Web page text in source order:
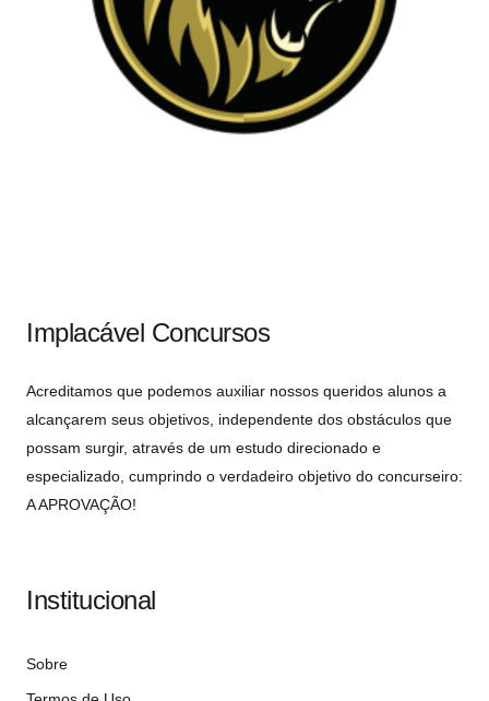
Implacável Concursos
Acreditamos que podemos auxiliar nossos queridos alunos a
alcançarem seus objetivos, independente dos obstáculos que
possam surgir, através de um estudo direcionado e
especializado, cumprindo o verdadeiro objetivo do concurseiro:
A APROVAÇÃO!
Institucional
Sobre